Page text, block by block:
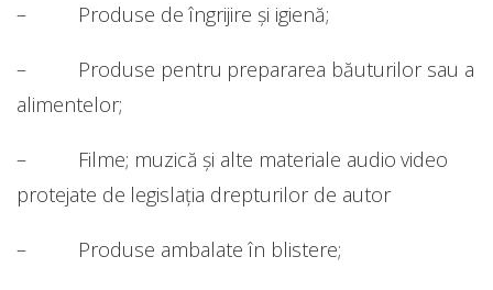
– Produse de îngrijire și igienă;
– Produse pentru prepararea băuturilor sau a
alimentelor;
– Filme; muzică și alte materiale audio video
protejate de legislația drepturilor de autor
– Produse ambalate în blistere;